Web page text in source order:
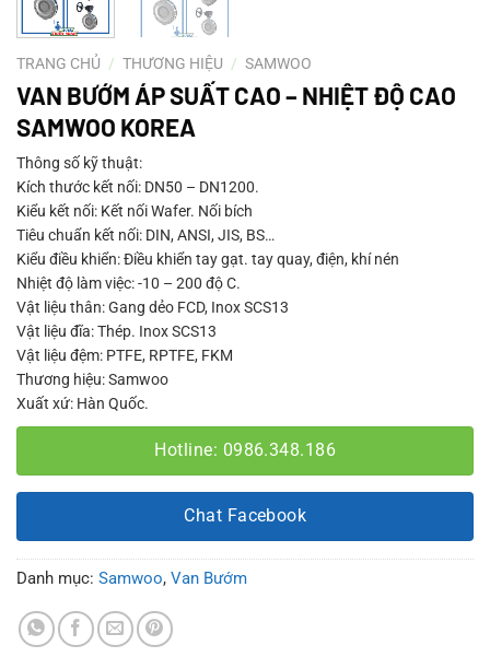
TRANG CHỦ / THƯƠNG HIỆU / SAMWOO
VAN BƯỚM ÁP SUẤT CAO – NHIỆT ĐỘ CAO
SAMWOO KOREA
Thông số kỹ thuật:
Kích thước kết nối: DN50 – DN1200.
Kiểu kết nối: Kết nối Wafer. Nối bích
Tiêu chuẩn kết nối: DIN, ANSI, JIS, BS…
Kiểu điều khiển: Điều khiển tay gạt. tay quay, điện, khí nén
Nhiệt độ làm việc: -10 – 200 độ C.
Vật liệu thân: Gang dẻo FCD, Inox SCS13
Vật liệu đĩa: Thép. Inox SCS13
Vật liệu đệm: PTFE, RPTFE, FKM
Thương hiệu: Samwoo
Xuất xứ: Hàn Quốc.
Hotline: 0986.348.186
Chat Facebook
Danh mục: Samwoo, Van Bướm